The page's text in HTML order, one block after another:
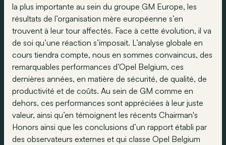
la plus importante au sein du groupe GM Europe, les
résultats de l’organisation mère européenne s’en
trouvent à leur tour affectés. Face à cette évolution, il va
de soi qu’une réaction s’imposait. L’analyse globale en
cours tiendra compte, nous en sommes convaincus, des
remarquables performances d’Opel Belgium, ces
dernières années, en matière de sécurité, de qualité, de
productivité et de coûts. Au sein de GM comme en
dehors, ces performances sont appréciées à leur juste
valeur, ainsi qu’en témoignent les récents Chairman's
Honors ainsi que les conclusions d’un rapport établi par
des observateurs externes et qui classe Opel Belgium